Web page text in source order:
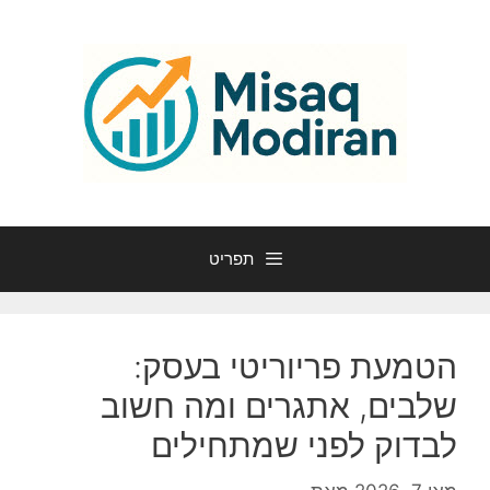
תפריט
הטמעת פריוריטי בעסק:
שלבים, אתגרים ומה חשוב
לבדוק לפני שמתחילים